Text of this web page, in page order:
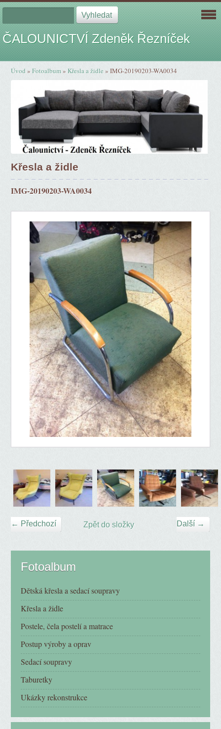
ČALOUNICTVÍ Zdeněk Řezníček
Úvod »Fotoalbum»Křesla a židle »IMG-20190203-WA0034
Křesla a židle
IMG-20190203-WA0034
← Předchozí Další →
Zpět do složky
Fotoalbum
Dětská křesla a sedací soupravy
Křesla a židle
Postele, čela postelí a matrace
Postup výroby a oprav
Sedací soupravy
Taburetky
Ukázky rekonstrukce